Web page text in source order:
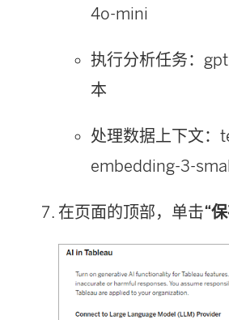
4o-mini
执行分析任务：
本
处理数据上下文：
embedding-3-
在页面的顶部，单击“